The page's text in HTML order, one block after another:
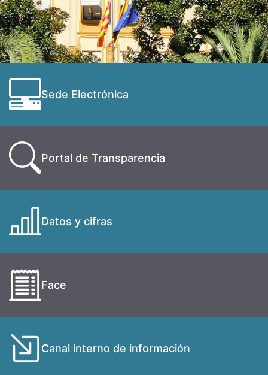
Sede Electrónica
Portal de Transparencia
Datos y cifras
Face
Canal interno de información